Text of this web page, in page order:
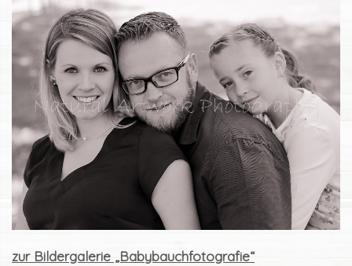
zur Bildergalerie „Babybauchfotografie“